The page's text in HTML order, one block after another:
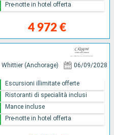
4 972 €
Pre-notte in hotel offerta
Whittier (Anchorage) 06/09/2028
Escursioni illimitate offerte
Ristoranti di specialità inclusi
Mance incluse
Pre-notte in hotel offerta